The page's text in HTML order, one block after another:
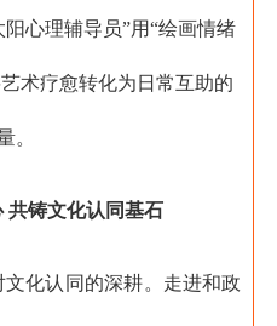
心理辅导员”用“绘画情绪
术疗愈转化为日常互助的
。
共铸文化认同基石
化认同的深耕。走进和政